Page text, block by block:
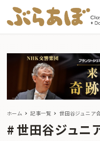
ホーム 記事一覧 世田谷ジュニア
世田谷ジュニ